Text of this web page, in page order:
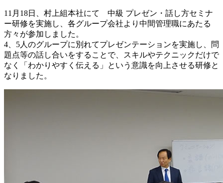
11月18日、村上組本社にて 中級 プレゼン・話し方セミナ
ー研修を実施し、各グループ会社より中間管理職にあたる
方々が参加しました。
4、5人のグループに別れてプレゼンテーションを実施し、問
題点等の話し合いをすることで、スキルやテクニックだけで
なく「わかりやすく伝える」という意識を向上させる研修と
なりました。